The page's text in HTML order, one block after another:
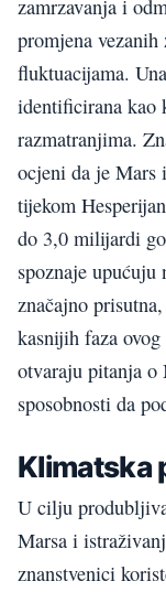
zamrzavanja i
promjena
fluktuacijama.
identificirana
razmatranjima.
ocjeni da je Mars
tijekom
do 3,0 milijardi
spoznaje
značajno
kasnijih faza
otvaraju pitanja
sposobnosti da
Klimatska
U cilju
Marsa i
znanstvenici